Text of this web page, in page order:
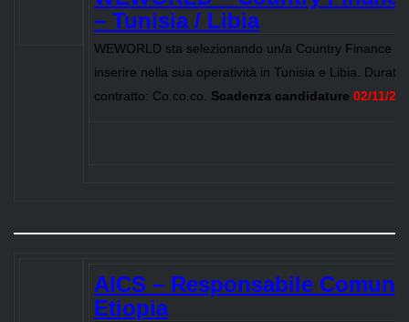
– Tunisia / Libia
WEWORLD sta selezionando un/a Country Finance
inserire nella sua operatività in Tunisia e Libia. Durata
contratto: Co.co.co. Scadenza candidature 02/11/
AICS – Responsabile
Etiopia